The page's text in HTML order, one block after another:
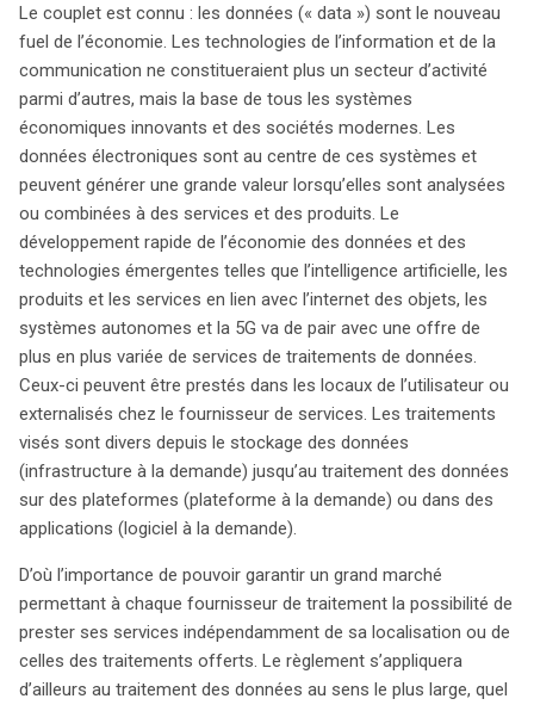
des objets, la gestion des données se diversifie, allant du
stockage à l’analyse. Cependant, le développement de
cette économie rencontre des obstacles majeurs,
notamment des réglementations nationales restrictives
sur la localisation des données et des pratiques privées
qui limitent la portabilité des données. Ces défis
entravent non seulement la libre circulation des données,
mais aussi la capacité des fournisseurs à offrir leurs
services. Pour remédier à cela, un règlement récent vise
à abroger les exigences de localisation des données,
sauf pour des raisons de sécurité publique. Ce texte
établit également des mécanismes pour garantir l’accès
des autorités compétentes aux données, facilitant ainsi
les enquêtes et la régulation. En outre, le règlement
introduit des mesures de portabilité des données,
permettant aux utilisateurs de changer de fournisseur
plus facilement. Il est crucial de noter que ce règlement
ne remet pas en question la protection des données
personnelles, déjà encadrée par le GDPR. En favorisant la
libre circulation des données non personnelles, tout en
respectant les normes de protection des données, ce
règlement ambitionne de créer un marché dynamique et
compétitif pour les services de traitement des données
au sein de l’Union européenne.
Le couplet est connu : les données (« data ») sont le nouveau
fuel de l’économie. Les technologies de l’information et de la
communication ne constitueraient plus un secteur d’activité
parmi d’autres, mais la base de tous les systèmes
économiques innovants et des sociétés modernes. Les
données électroniques sont au centre de ces systèmes et
peuvent générer une grande valeur lorsqu’elles sont analysées
ou combinées à des services et des produits. Le
développement rapide de l’économie des données et des
technologies émergentes telles que l’intelligence artificielle, les
produits et les services en lien avec l’internet des objets, les
systèmes autonomes et la 5G va de pair avec une offre de
plus en plus variée de services de traitements de données.
Ceux-ci peuvent être prestés dans les locaux de l’utilisateur ou
externalisés chez le fournisseur de services. Les traitements
visés sont divers depuis le stockage des données
(infrastructure à la demande) jusqu’au traitement des données
sur des plateformes (plateforme à la demande) ou dans des
applications (logiciel à la demande).
D’où l’importance de pouvoir garantir un grand marché
permettant à chaque fournisseur de traitement la possibilité de
prester ses services indépendamment de sa localisation ou de
celles des traitements offerts. Le règlement s’appliquera
d’ailleurs au traitement des données au sens le plus large, quel